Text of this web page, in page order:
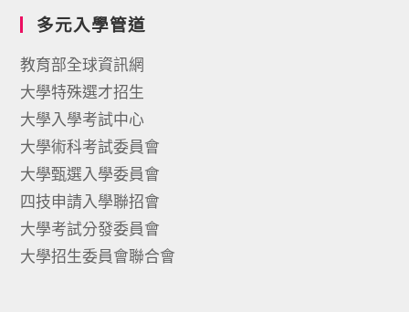
多元入學管道
教育部全球資訊網
大學特殊選才招生
大學入學考試中心
大學術科考試委員會
大學甄選入學委員會
四技申請入學聯招會
大學考試分發委員會
大學招生委員會聯合會